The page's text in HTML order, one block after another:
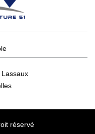
réservé